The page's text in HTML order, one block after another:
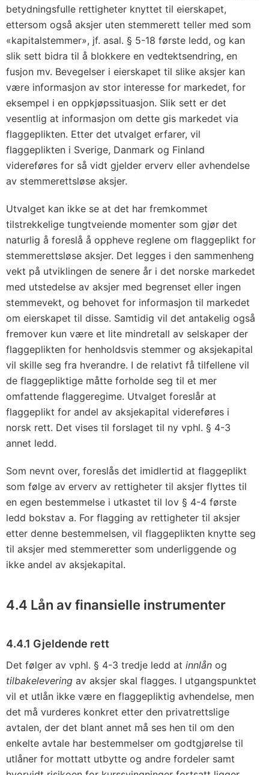
betydningsfulle rettigheter knyttet til eierskapet,
ettersom også aksjer uten stemmerett teller med som
«kapitalstemmer», jf. asal. § 5-18 første ledd, og kan
slik sett bidra til å blokkere en vedtektsendring, en
fusjon mv. Bevegelser i eierskapet til slike aksjer kan
være informasjon av stor interesse for markedet, for
eksempel i en oppkjøpssituasjon. Slik sett er det
vesentlig at informasjon om dette gis markedet via
flaggeplikten. Etter det utvalget erfarer, vil
flaggeplikten i Sverige, Danmark og Finland
videreføres for så vidt gjelder erverv eller avhendelse
av stemmerettsløse aksjer.
Utvalget kan ikke se at det har fremkommet
tilstrekkelige tungtveiende momenter som gjør det
naturlig å foreslå å oppheve reglene om flaggeplikt for
stemmerettsløse aksjer. Det legges i den sammenheng
vekt på utviklingen de senere år i det norske markedet
med utstedelse av aksjer med begrenset eller ingen
stemmevekt, og behovet for informasjon til markedet
om eierskapet til disse. Samtidig vil det antakelig også
fremover kun være et lite mindretall av selskaper der
flaggeplikten for henholdsvis stemmer og aksjekapital
vil skille seg fra hverandre. I de relativt få tilfellene vil
de flaggepliktige måtte forholde seg til et mer
omfattende flaggeregime. Utvalget foreslår at
flaggeplikt for andel av aksjekapital videreføres i
norsk rett. Det vises til forslaget til ny vphl. § 4-3
annet ledd.
Som nevnt over, foreslås det imidlertid at flaggeplikt
som følge av erverv av rettigheter til aksjer flyttes til
en egen bestemmelse i utkastet til lov § 4-4 første
ledd bokstav a. For flagging av rettigheter til aksjer
etter denne bestemmelsen, vil flaggeplikten knytte seg
til aksjer med stemmeretter som underliggende og
ikke andel av aksjekapital.
4.4 Lån av finansielle instrumenter
4.4.1 Gjeldende rett
Det følger av vphl. § 4-3 tredje ledd at innlån og
tilbakelevering av aksjer skal flagges. I utgangspunktet
vil et utlån ikke være en flaggepliktig avhendelse, men
det må vurderes konkret etter den privatrettslige
avtalen, der det blant annet må ses hen til om den
enkelte avtale har bestemmelser om godtgjørelse til
utlåner for mottatt utbytte og andre fordeler samt